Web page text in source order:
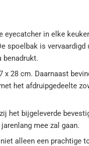
eyecatcher in elke
spoelbak is
benadrukt.
x 28 cm. Daarnaast
het afdruipgedeelte
het bijgeleverde
mee zal gaan.
alleen een prachtige